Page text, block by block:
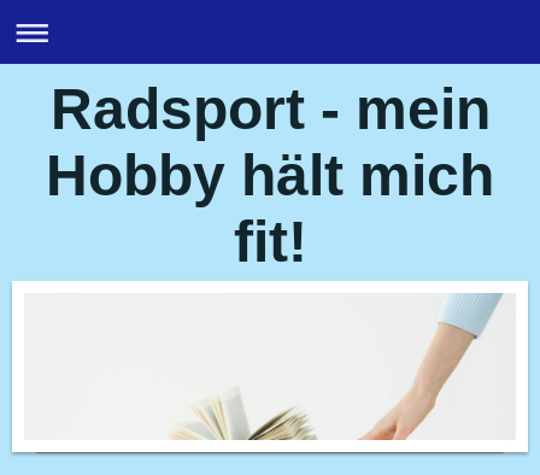
Radsport - mein
Hobby hält mich
fit!